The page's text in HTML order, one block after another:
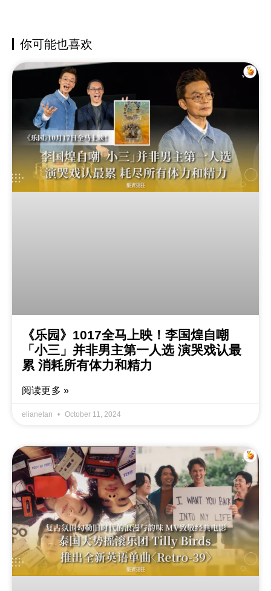
你可能也喜欢
《乐园》1017全马上映！李国煌自嘲
「小三」并非男主第一人选 演哭戏认最
累 消耗所有体力和精力
阅读更多 »
elianetan October 11, 2024